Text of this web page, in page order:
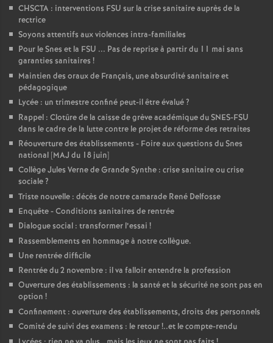
CHSCTA : interventions FSU sur la crise sanitaire auprès de la
rectrice
Soyons attentifs aux violences intra-familiales
Pour le Snes et la FSU ... Pas de reprise à partir du 11 mai sans
garanties sanitaires !
Maintien des oraux de Français, une absurdité sanitaire et
pédagogique
Lycée : un trimestre confiné peut-il être évalué?
Rappel : Clotûre de la caisse de grève académique du SNES-FSU
dans le cadre de la lutte contre le projet de réforme des retraites
Réouverture des établissements - Foire aux questions du Snes
national [MAJ du 18 juin]
Collège Jules Verne de Grande Synthe : crise sanitaire ou crise
sociale?
Triste nouvelle : décès de notre camarade René Delfosse
Enquête - Conditions sanitaires de rentrée
Dialogue social : transformer l’essai !
Rassemblements en hommage à notre collègue.
Une rentrée difficile
Rentrée du 2 novembre : il va falloir entendre la profession
Ouverture des établissements : la santé et la sécurité ne sont pas en
option !
Confinement : ouverture des établissements, droits des personnels
Comité de suivi des examens : le retour!..et le compte-rendu